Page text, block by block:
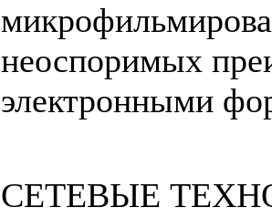
неоспоримых
электронными
СЕТЕВЫЕ